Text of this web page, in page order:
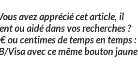
avez apprécié cet article, il
ou aidé dans vos recherches ?
ou centimes de temps en temps :
Visa avec ce même bouton jaune